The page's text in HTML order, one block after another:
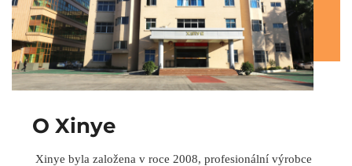
O Xinye
Xinye byla založena v roce 2008, profesionální výrobce